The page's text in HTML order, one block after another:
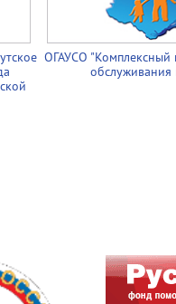
ОГАУСО "Комплексный
обслуживания